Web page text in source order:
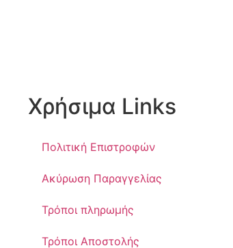
Χρήσιμα Links
Πολιτική Επιστροφών
Ακύρωση Παραγγελίας
Τρόποι πληρωμής
Τρόποι Αποστολής